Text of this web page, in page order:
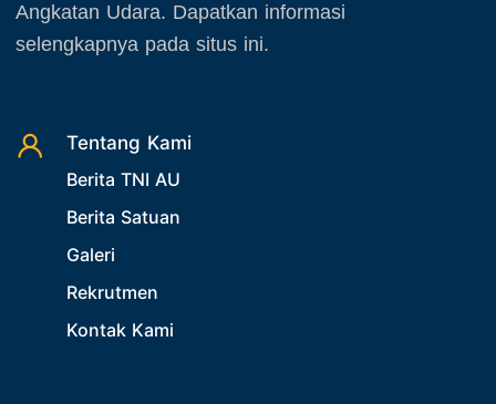
Angkatan Udara. Dapatkan informasi
selengkapnya pada situs ini.
Tentang Kami
Berita TNI AU
Berita Satuan
Galeri
Rekrutmen
Kontak Kami